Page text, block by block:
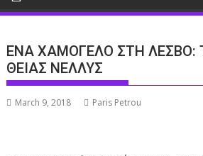
ΕΝΑ ΧΑΜΟΓΕΛΟ ΣΤΗ ΛΕΣΒΟ:
ΘΕΙΑΣ ΝΕΛΛΥΣ
March 9, 2018 Paris Petrou